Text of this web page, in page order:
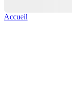
Accueil